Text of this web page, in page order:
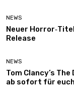
NEWS
Neuer
Release
NEWS
Tom Clancy’s
ab sofort für